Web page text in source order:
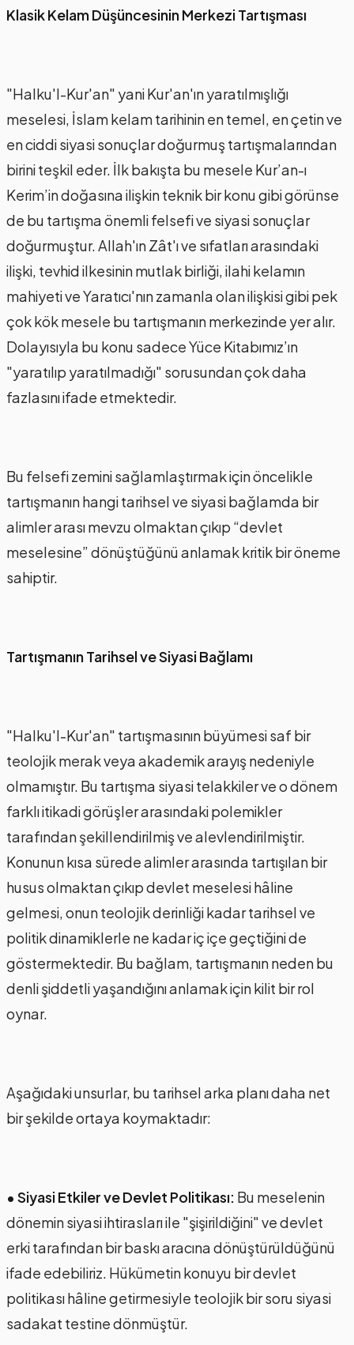
Klasik Kelam Düşüncesinin Merkezi Tartışması
"Halku'l-Kur'an" yani Kur'an'ın yaratılmışlığı
meselesi, İslam kelam tarihinin en temel, en çetin ve
en ciddi siyasi sonuçlar doğurmuş tartışmalarından
birini teşkil eder. İlk bakışta bu mesele Kur’an-ı
Kerim’in doğasına ilişkin teknik bir konu gibi görünse
de bu tartışma önemli felsefi ve siyasi sonuçlar
doğurmuştur. Allah'ın Zât'ı ve sıfatları arasındaki
ilişki, tevhid ilkesinin mutlak birliği, ilahi kelamın
mahiyeti ve Yaratıcı'nın zamanla olan ilişkisi gibi pek
çok kök mesele bu tartışmanın merkezinde yer alır.
Dolayısıyla bu konu sadece Yüce Kitabımız’ın
"yaratılıp yaratılmadığı" sorusundan çok daha
fazlasını ifade etmektedir.
Bu felsefi zemini sağlamlaştırmak için öncelikle
tartışmanın hangi tarihsel ve siyasi bağlamda bir
alimler arası mevzu olmaktan çıkıp “devlet
meselesine” dönüştüğünü anlamak kritik bir öneme
sahiptir.
Tartışmanın Tarihsel ve Siyasi Bağlamı
"Halku'l-Kur'an" tartışmasının büyümesi saf bir
teolojik merak veya akademik arayış nedeniyle
olmamıştır. Bu tartışma siyasi telakkiler ve o dönem
farklı itikadi görüşler arasındaki polemikler
tarafından şekillendirilmiş ve alevlendirilmiştir.
Konunun kısa sürede alimler arasında tartışılan bir
husus olmaktan çıkıp devlet meselesi hâline
gelmesi, onun teolojik derinliği kadar tarihsel ve
politik dinamiklerle ne kadar iç içe geçtiğini de
göstermektedir. Bu bağlam, tartışmanın neden bu
denli şiddetli yaşandığını anlamak için kilit bir rol
oynar.
Aşağıdaki unsurlar, bu tarihsel arka planı daha net
bir şekilde ortaya koymaktadır:
• Siyasi Etkiler ve Devlet Politikası: Bu meselenin
dönemin siyasi ihtirasları ile "şişirildiğini" ve devlet
erki tarafından bir baskı aracına dönüştürüldüğünü
ifade edebiliriz. Hükümetin konuyu bir devlet
politikası hâline getirmesiyle teolojik bir soru siyasi
sadakat testine dönmüştür.